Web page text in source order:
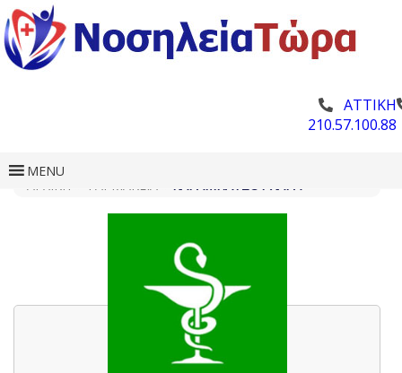
ΑΤΤΙΚΗ
210.57.100.88
MENU